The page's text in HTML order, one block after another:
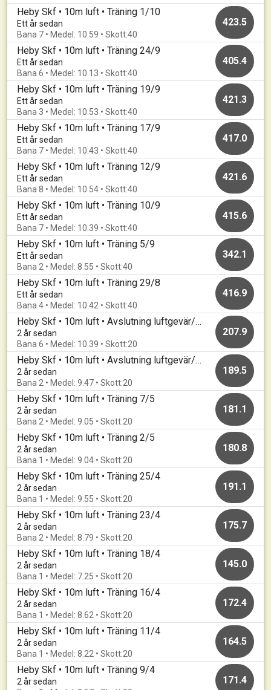
Heby Skf • 10m luft • Träning 1/10
Ett år sedan
Bana 7 • Medel: 10.59 • Skott:40
423.5
Heby Skf • 10m luft • Träning 24/9
Ett år sedan
Bana 6 • Medel: 10.13 • Skott:40
405.4
Heby Skf • 10m luft • Träning 19/9
Ett år sedan
Bana 3 • Medel: 10.53 • Skott:40
421.3
Heby Skf • 10m luft • Träning 17/9
Ett år sedan
Bana 7 • Medel: 10.43 • Skott:40
417.0
Heby Skf • 10m luft • Träning 12/9
Ett år sedan
Bana 8 • Medel: 10.54 • Skott:40
421.6
Heby Skf • 10m luft • Träning 10/9
Ett år sedan
Bana 7 • Medel: 10.39 • Skott:40
415.6
Heby Skf • 10m luft • Träning 5/9
Ett år sedan
Bana 2 • Medel: 8.55 • Skott:40
342.1
Heby Skf • 10m luft • Träning 29/8
Ett år sedan
Bana 4 • Medel: 10.42 • Skott:40
416.9
Heby Skf • 10m luft • Avslutning luftgevär/KM
2 år sedan
Bana 6 • Medel: 10.39 • Skott:20
207.9
Heby Skf • 10m luft • Avslutning luftgevär/KM
2 år sedan
Bana 2 • Medel: 9.47 • Skott:20
189.5
Heby Skf • 10m luft • Träning 7/5
2 år sedan
Bana 2 • Medel: 9.05 • Skott:20
181.1
Heby Skf • 10m luft • Träning 2/5
2 år sedan
Bana 1 • Medel: 9.04 • Skott:20
180.8
Heby Skf • 10m luft • Träning 25/4
2 år sedan
Bana 1 • Medel: 9.55 • Skott:20
191.1
Heby Skf • 10m luft • Träning 23/4
2 år sedan
Bana 2 • Medel: 8.79 • Skott:20
175.7
Heby Skf • 10m luft • Träning 18/4
2 år sedan
Bana 1 • Medel: 7.25 • Skott:20
145.0
Heby Skf • 10m luft • Träning 16/4
2 år sedan
Bana 1 • Medel: 8.62 • Skott:20
172.4
Heby Skf • 10m luft • Träning 11/4
2 år sedan
Bana 1 • Medel: 8.22 • Skott:20
164.5
Heby Skf • 10m luft • Träning 9/4
2 år sedan
171.4